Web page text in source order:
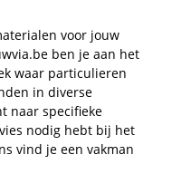
voor jouw
ben je aan het
waar particulieren
in diverse
naar specifieke
nodig hebt bij het
vind je een vakman